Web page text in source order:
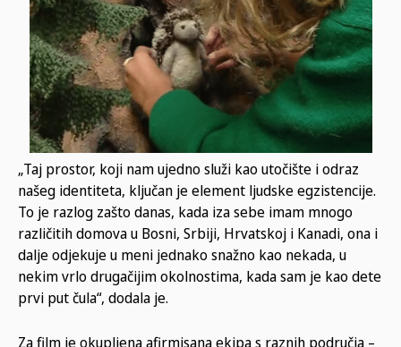
„Taj prostor, koji nam ujedno služi kao utočište i odraz
našeg identiteta, ključan je element ljudske egzistencije.
To je razlog zašto danas, kada iza sebe imam mnogo
različitih domova u Bosni, Srbiji, Hrvatskoj i Kanadi, ona i
dalje odjekuje u meni jednako snažno kao nekada, u
nekim vrlo drugačijim okolnostima, kada sam je kao dete
prvi put čula“, dodala je.
Za film je okupljena afirmisana ekipa s raznih područja –